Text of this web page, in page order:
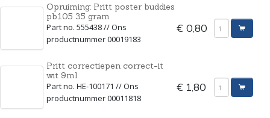
Opruiming: Pritt poster buddies
pb105 35 gram
Part no. 555438 // Ons
productnummer 00019183
€ 0,80
Pritt correctiepen correct-it
wit 9ml
Part no. HE-100171 // Ons
productnummer 00011818
€ 1,80